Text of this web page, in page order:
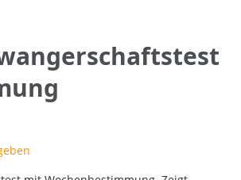
5 Sternen